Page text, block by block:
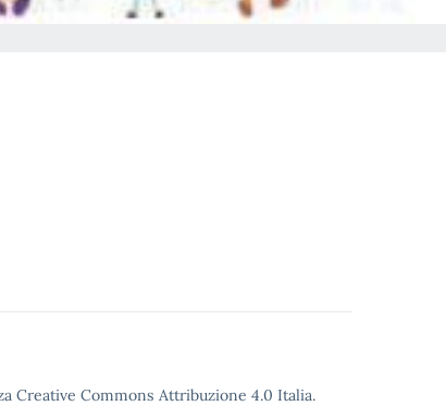
Creative Commons Attribuzione 4.0 Italia.